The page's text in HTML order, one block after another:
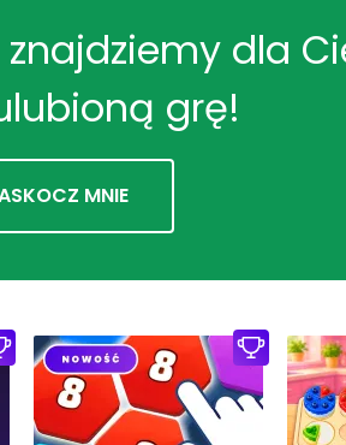
znajdziemy dla
grę!
MNIE